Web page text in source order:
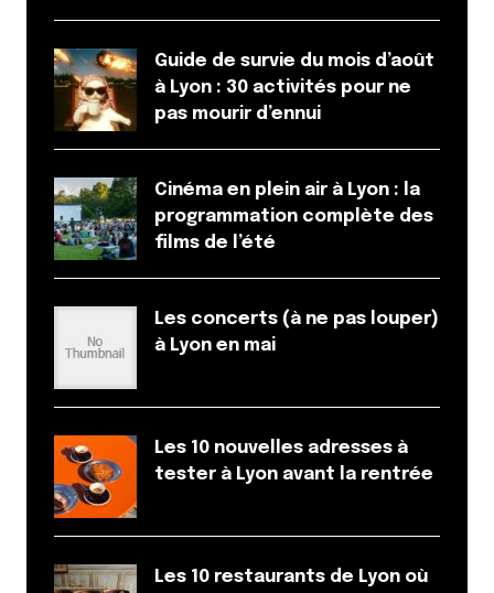
Guide de survie du mois d’août
à Lyon : 30 activités pour ne
pas mourir d’ennui
Cinéma en plein air à Lyon : la
programmation complète des
films de l’été
Les concerts (à ne pas louper)
à Lyon en mai
Les 10 nouvelles adresses à
tester à Lyon avant la rentrée
Les 10 restaurants de Lyon où